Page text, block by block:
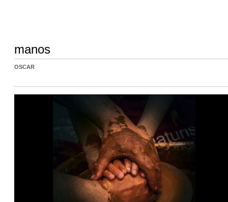
manos
OSCAR